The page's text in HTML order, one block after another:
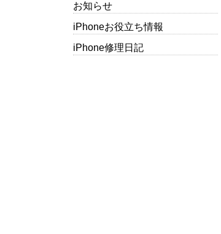
お知らせ
iPhoneお役立ち情報
iPhone修理日記